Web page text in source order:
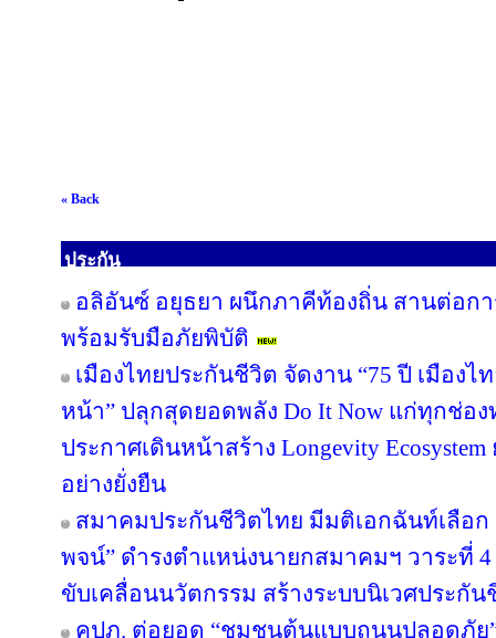
« Back
ประกัน
อลิอันซ์ อยุธยา ผนึกภาคีท้องถิ่น สานต่อก
พร้อมรับมือภัยพิบัติ
เมืองไทยประกันชีวิต จัดงาน “75 ปี เมือง
หน้า” ปลุกสุดยอดพลัง Do It Now แก่ทุกช่อ
ประกาศเดินหน้าสร้าง Longevity
อย่างยั่งยืน
สมาคมประกันชีวิตไทย มีมติเอกฉันท์เลือ
พจน์” ดำรงตำแหน่งนายกสมาคมฯ วาระที่
ขับเคลื่อนนวัตกรรม สร้างระบบนิเวศประกัน
คปภ. ต่อยอด “ชุมชนต้นแบบถนนปลอดภัย